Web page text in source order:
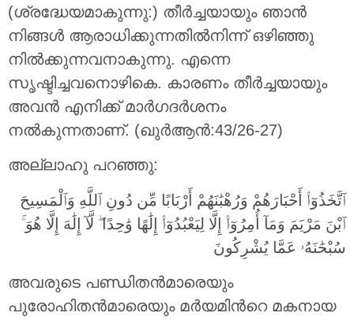
(ശ്രദ്ധേയമാകുന്നു:) തീര്‍ച്ചയായും ഞാന്‍
നിങ്ങള്‍ ആരാധിക്കുന്നതില്‍നിന്ന് ഒഴിഞ്ഞു
നില്‍ക്കുന്നവനാകുന്നു. എന്നെ
സൃഷ്ടിച്ചവനൊഴികെ. കാരണം തീര്‍ച്ചയായും
അവന്‍ എനിക്ക് മാര്‍ഗദര്‍ശനം
നല്‍കുന്നതാണ്‌. (ഖുർആൻ:43/26-27)
അല്ലാഹു പറഞ്ഞു:
ٱتَّخَذُوٓا۟ أَحْبَارَهُمْ وَرُهْبَٰنَهُمْ أَرْبَابًا مِّن دُونِ ٱللَّهِ وَٱلْمَسِيحَ
ٱبْنَ مَرْيَمَ وَمَآ أُمِرُوٓا۟ إِلَّا لِيَعْبُدُوٓا۟ إِلَٰهًا وَٰحِدًا ۖ لَّآ إِلَٰهَ إِلَّا هُوَ ۚ
سُبْحَٰنَهُۥ عَمَّا يُشْرِكُونَ
അവരുടെ പണ്ഡിതന്‍മാരെയും
പുരോഹിതന്‍മാരെയും മര്‍യമിന്‍റെ മകനായ